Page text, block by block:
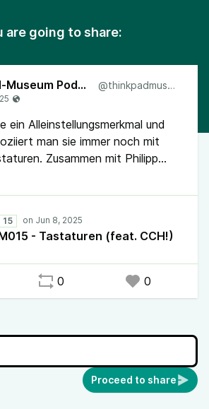
are going to share:
ThinkPad-Museum Podcast @thinkpadmuseum
ein Alleinstellungsmerkmal und
man sie immer noch mit
Zusammen mit Philipp
steigen wir in einen tiefen
werfen einen Blick auf die
und beleuchten die
ThinkPad-Tastaturen im
gab es einen weiteren
15
- Tastaturen (feat. CCH!)
0 0
Proceed to share